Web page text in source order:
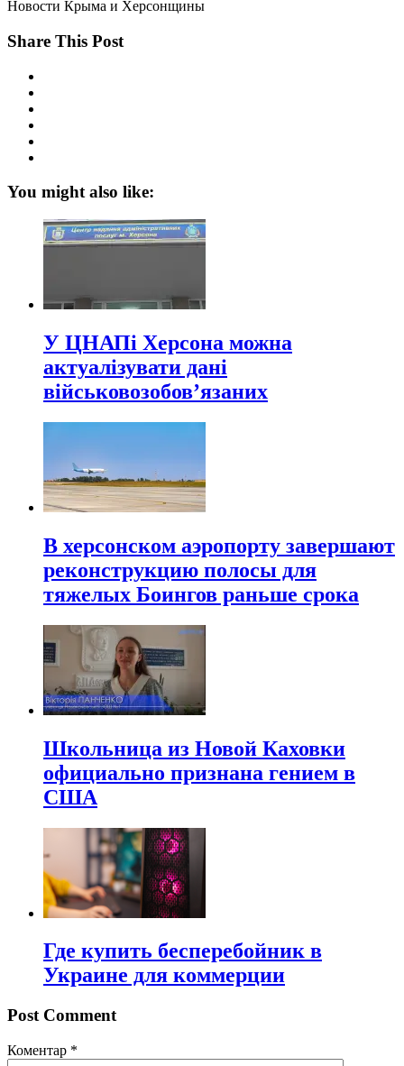
Новости Крыма и Херсонщины
Share This Post
You might also like:
У ЦНАПі Херсона можна
актуалізувати дані
військовозобов’язаних
В херсонском аэропорту завершают
реконструкцию полосы для
тяжелых Боингов раньше срока
Школьница из Новой Каховки
официально признана гением в
США
Где купить бесперебойник в
Украине для коммерции
Post Comment
Коментар *